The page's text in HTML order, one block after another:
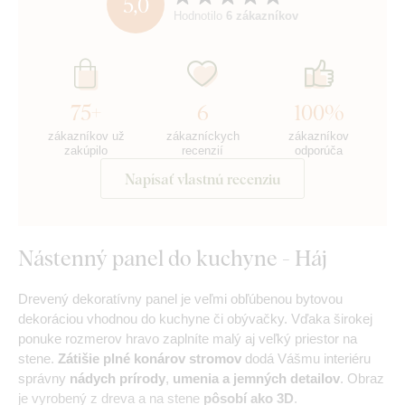
Hodnotilo 6 zákazníkov
75+
zákazníkov už
zakúpilo
6
zákazníckych
recenzií
100%
zákazníkov
odporúča
Napísať vlastnú recenziu
Nástenný panel do kuchyne - Háj
Drevený dekoratívny panel je veľmi obľúbenou bytovou
dekoráciou vhodnou do kuchyne či obývačky. Vďaka širokej
ponuke rozmerov hravo zaplníte malý aj veľký priestor na
stene. Zátišie plné konárov stromov dodá Vášmu interiéru
správny nádych prírody, umenia a jemných detailov. Obraz
je vyrobený z dreva a na stene pôsobí ako 3D.